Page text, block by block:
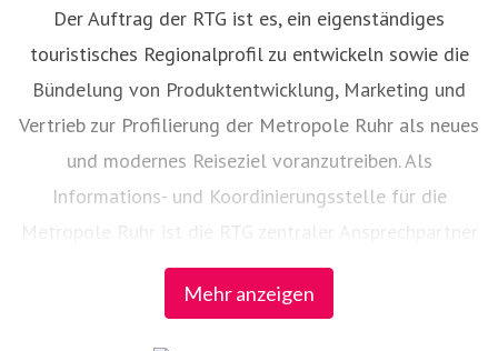
Der Auftrag der RTG ist es, ein eigenständiges
touristisches Regionalprofil zu entwickeln sowie die
Bündelung von Produktentwicklung, Marketing und
Vertrieb zur Profilierung der Metropole Ruhr als neues
und modernes Reiseziel voranzutreiben. Als
Informations- und Koordinierungsstelle für die
Metropole Ruhr ist die RTG zentraler Ansprechpartner
– auch bei der Vernetzung der touristischen Partner in
der Region.
Mehr anzeigen